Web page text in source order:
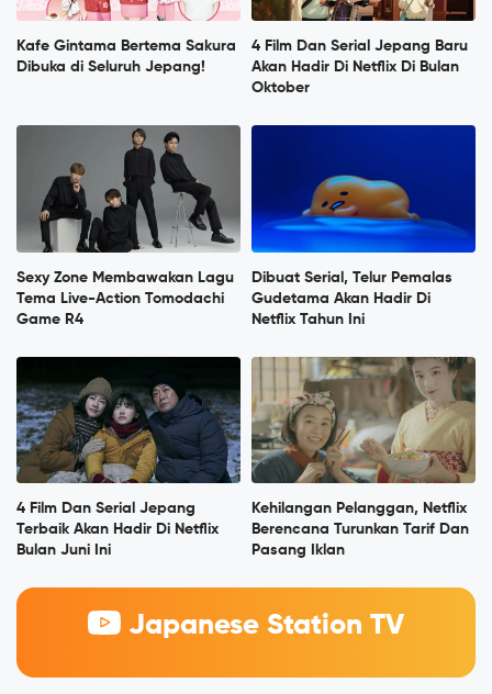
Kafe Gintama Bertema Sakura
Dibuka di Seluruh Jepang!
4 Film Dan Serial Jepang Baru
Akan Hadir Di Netflix Di Bulan
Oktober
Sexy Zone Membawakan Lagu
Tema Live-Action Tomodachi
Game R4
Dibuat Serial, Telur Pemalas
Gudetama Akan Hadir Di
Netflix Tahun Ini
4 Film Dan Serial Jepang
Terbaik Akan Hadir Di Netflix
Bulan Juni Ini
Kehilangan Pelanggan, Netflix
Berencana Turunkan Tarif Dan
Pasang Iklan
Japanese Station TV